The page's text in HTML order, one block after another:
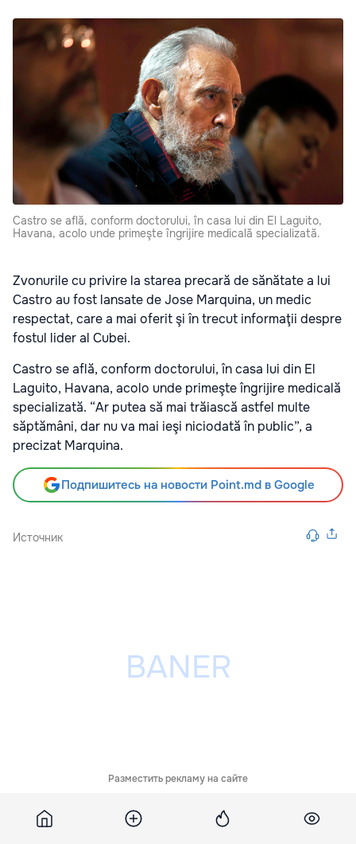
Castro se află, conform doctorului, în casa lui din El Laguito,
Havana, acolo unde primeşte îngrijire medicală specializată.
Zvonurile cu privire la starea precară de sănătate a lui
Castro au fost lansate de Jose Marquina, un medic
respectat, care a mai oferit şi în trecut informaţii despre
fostul lider al Cubei.
Castro se află, conform doctorului, în casa lui din El
Laguito, Havana, acolo unde primeşte îngrijire medicală
specializată. “Ar putea să mai trăiască astfel multe
săptămâni, dar nu va mai ieşi niciodată în public”, a
precizat Marquina.
Подпишитесь на новости Point.md в Google
Источник
Разместить рекламу на сайте
Похожие новости